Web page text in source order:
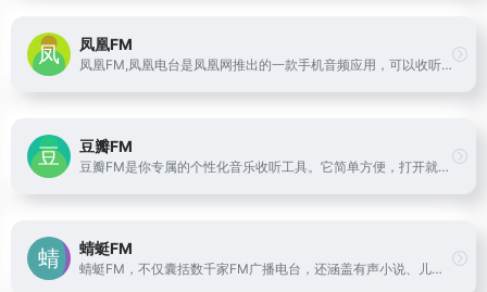
凤凰FM
凤凰FM,凤凰电台是凤凰网推出的一款手机音频应用，可以收听凤凰卫视中文台和资讯台的多档名牌节目。
豆瓣FM
豆瓣FM是你专属的个性化音乐收听工具。它简单方便，打开就能收听。在收听过程中，你可以用“红心”、“垃圾桶”或者“跳过” 告诉豆瓣FM你的喜好。豆瓣FM将根据你的操作和反馈，从海量曲库中自动发现并播出符合你音乐口味的歌曲。
蜻蜓FM
蜻蜓FM，不仅囊括数千家FM广播电台，还涵盖有声小说、儿童故事、相声评书、戏曲、音乐、脱口秀、鬼故事、情感故事、财经科技、新闻历史人文、健康教育等30多类的有声读物或音频节目。更有高晓松、老梁、张召忠、蒋勋等精品有声读物和音频在线收听。蜻蜓FM作为用户喜爱的有声听书应用，为广大听众呈现前沿丰富的有声读物、有声小说和广播电台节目。下载蜻蜓fm，听书听小说听电台，更多的世界用听的。